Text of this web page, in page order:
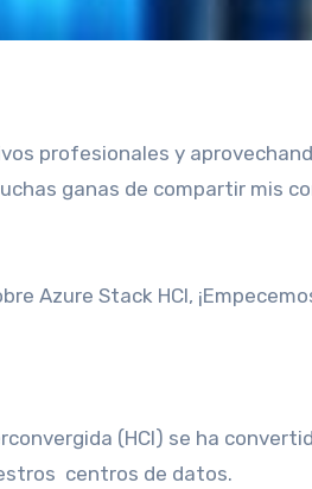
profesionales y
ganas de compartir mis
Azure Stack HCI,
(HCI) se ha
centros de datos.